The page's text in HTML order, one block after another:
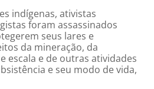
indígenas, ativistas
foram assassinados
seus lares e
da mineração, da
escala e de outras atividades
e seu modo de vida,